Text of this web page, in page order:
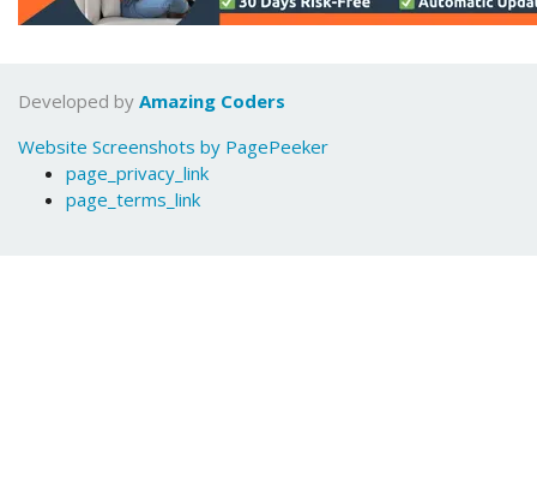
Developed by Amazing Coders
Website Screenshots by PagePeeker
page_privacy_link
page_terms_link